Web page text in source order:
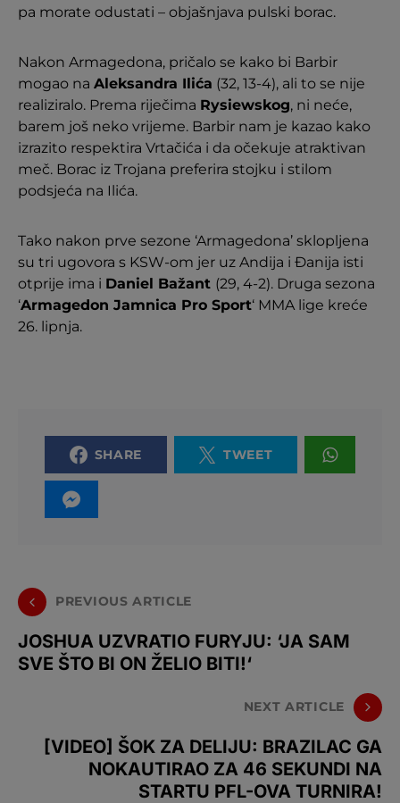
pa morate odustati – objašnjava pulski borac.
Nakon Armagedona, pričalo se kako bi Barbir
mogao na Aleksandra Ilića (32, 13-4), ali to se nije
realiziralo. Prema riječima Rysiewskog, ni neće,
barem još neko vrijeme. Barbir nam je kazao kako
izrazito respektira Vrtačića i da očekuje atraktivan
meč. Borac iz Trojana preferira stojku i stilom
podsjeća na Ilića.
Tako nakon prve sezone ‘Armagedona’ sklopljena
su tri ugovora s KSW-om jer uz Andija i Đanija isti
otprije ima i Daniel Bažant (29, 4-2). Druga sezona
‘Armagedon Jamnica Pro Sport‘ MMA lige kreće
26. lipnja.
SHARE TWEET
PREVIOUS ARTICLE
JOSHUA UZVRATIO FURYJU: ‘JA SAM
SVE ŠTO BI ON ŽELIO BITI!‘
NEXT ARTICLE
[VIDEO] ŠOK ZA DELIJU: BRAZILAC GA
NOKAUTIRAO ZA 46 SEKUNDI NA
STARTU PFL-OVA TURNIRA!